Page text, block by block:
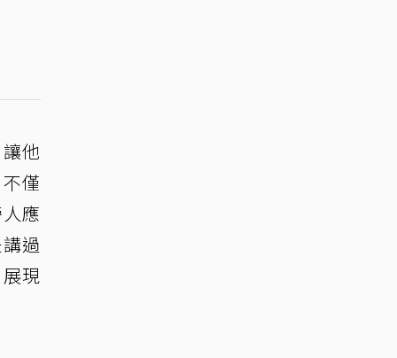
他
僅
應
過
現